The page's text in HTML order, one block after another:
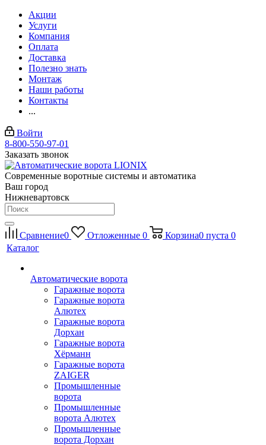
Акции
Услуги
Компания
Оплата
Доставка
Полезно знать
Монтаж
Наши работы
Контакты
...
Войти
8-800-550-97-01
Заказать звонок
Современные воротные системы и автоматика
Ваш город
Нижневартовск
Сравнение0 Отложенные 0 Корзина0 пуста 0
Каталог
Автоматические ворота
Гаражные ворота
Гаражные ворота
Алютех
Гаражные ворота
Дорхан
Гаражные ворота
Хёрманн
Гаражные ворота
ZAIGER
Промышленные
ворота
Промышленные
ворота Алютех
Промышленные
ворота Дорхан